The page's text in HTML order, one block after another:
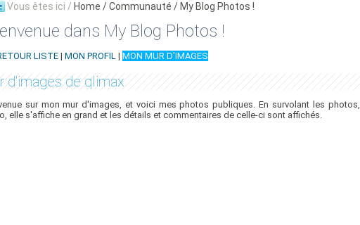
Vous êtes ici / Home / Communauté / My Blog Photos !
dans My Blog Photos !
LISTE | MON PROFIL | MON MUR D'IMAGES
d'images de qlimax
sur mon mur d'images, et voici mes photos publiques. En survolant les
elle s'affiche en grand et les détails et commentaires de celle-ci sont affichés.